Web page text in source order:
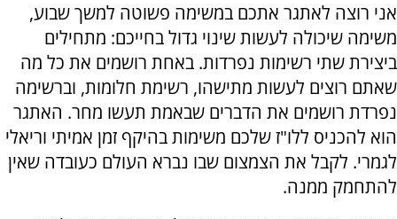
אני רוצה לאתגר אתכם במשימה פשוטה למשך שבוע,
משימה שיכולה לעשות שינוי גדול בחייכם: מתחילים
ביצירת שתי רשימות נפרדות. באחת רושמים את כל מה
שאתם רוצים לעשות מתישהו, רשימת חלומות, וברשימה
נפרדת רושמים את הדברים שבאמת תעשו מחר. האתגר
הוא להכניס ללו"ז שלכם משימות בהיקף זמן אמיתי וריאלי
לגמרי. לקבל את הצמצום שבו נברא העולם כעובדה שאין
להתחמק ממנה.